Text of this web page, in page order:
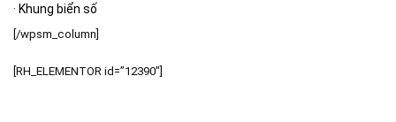
· Khung biển số
[/wpsm_column]
[RH_ELEMENTOR id=”12390″]